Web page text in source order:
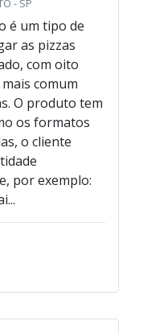
- SP
é um tipo de
as pizzas
com oito
comum
O produto tem
os formatos
o cliente
por exemplo: